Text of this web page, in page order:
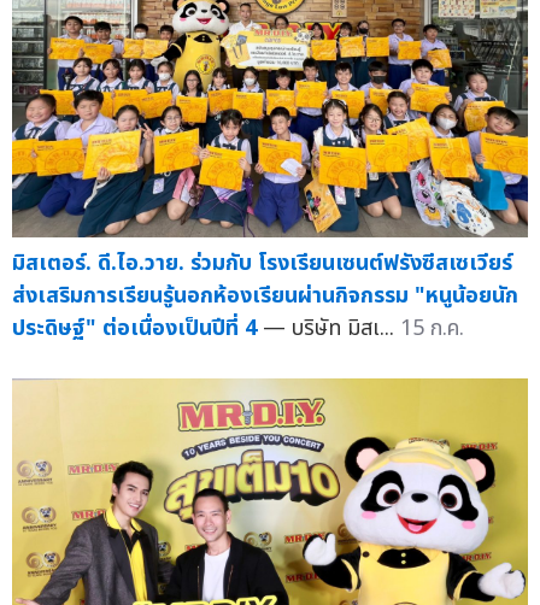
มิสเตอร์. ดี.ไอ.วาย. ร่วมกับ โรงเรียนเซนต์ฟรังซีสเซเวียร์
ส่งเสริมการเรียนรู้นอกห้องเรียนผ่านกิจกรรม "หนูน้อยนัก
ประดิษฐ์" ต่อเนื่องเป็นปีที่ 4 — บริษัท มิสเ... 15 ก.ค.